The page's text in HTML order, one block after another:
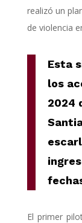
realizó un
de violencia
Esta
los
2024
El primer